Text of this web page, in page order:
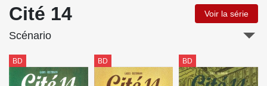
Cité 14 Voir la série
Scénario
BD BD BD